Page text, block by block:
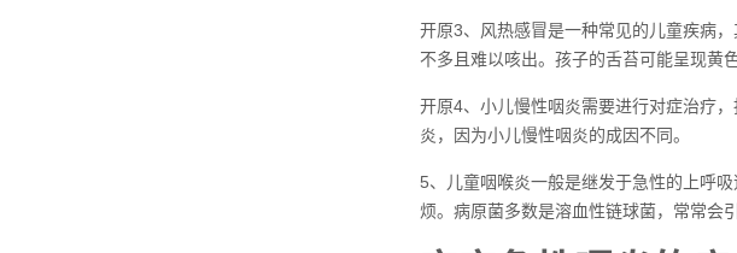
开原3、风热感冒是一种常见的儿童疾病
不多且难以咳出。孩子的舌苔可能呈现黄
开原4、小儿慢性咽炎需要进行对症治疗
炎，因为小儿慢性咽炎的成因不同。
5、儿童咽喉炎一般是继发于急性的上呼
烦。病原菌多数是溶血性链球菌，常常会